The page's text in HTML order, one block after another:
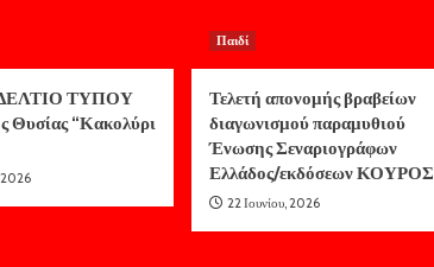
ΤΥΠΟΥ
Θυσίας “Κακολύρι
2026
Παιδί
Τελετή απονομής βραβείων
διαγωνισμού παραμυθιού
Ένωσης Σεναριογράφων
Ελλάδος/εκδόσεων ΚΟΥΡΟΣ
22 Ιουνίου, 2026